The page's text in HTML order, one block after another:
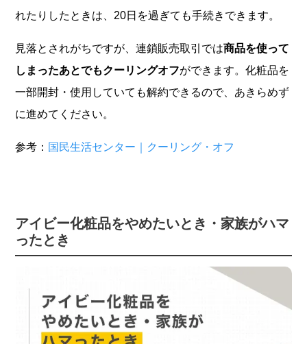
れたりしたときは、20日を過ぎても手続きできます。
見落とされがちですが、連鎖販売取引では商品を使って
しまったあとでもクーリングオフができます。化粧品を
一部開封・使用していても解約できるので、あきらめず
に進めてください。
参考： 国民生活センター｜クーリング・オフ
アイビー化粧品をやめたいとき・家族がハマ
ったとき